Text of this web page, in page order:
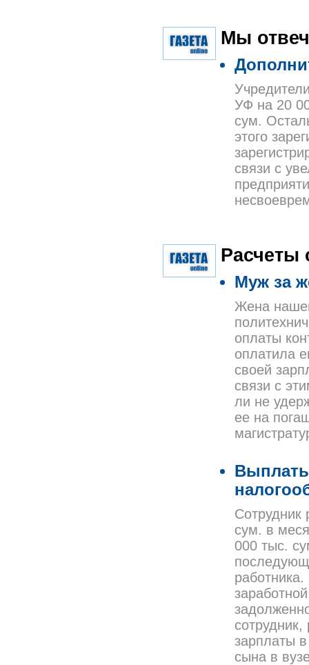
Мы
УФ на 20
сум.
этого
связи с
Расчеты
Муж за
Жена
оплаты
оплатила
своей
связи с
ли не
ее на
Сотрудник
сум. в
000 тыс.
зарплаты
сына в